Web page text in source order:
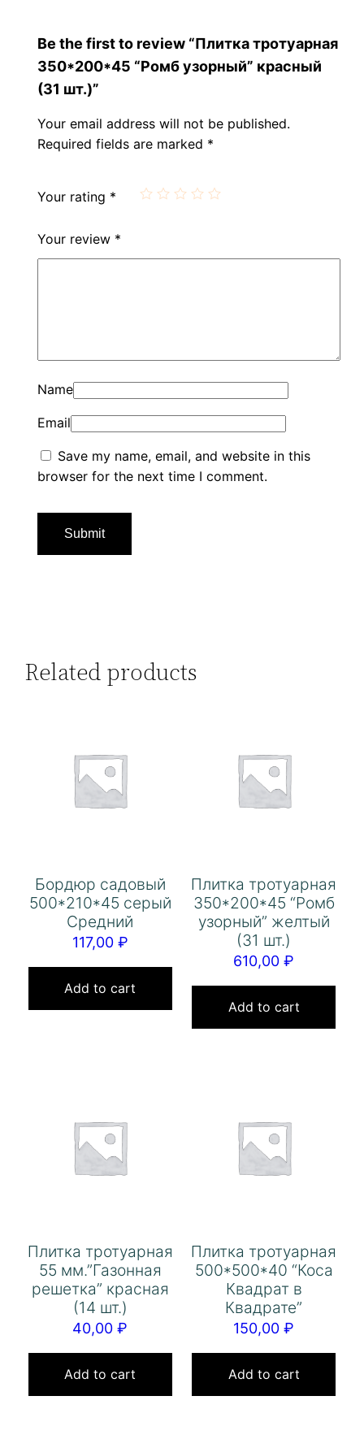
Be the first to review “Плитка тротуарная
350*200*45 “Ромб узорный” красный
(31 шт.)”
Your email address will not be published.
Required fields are marked *
Your rating *
Your review *
Name
Email
Save my name, email, and website in this
browser for the next time I comment.
Related products
Бордюр садовый
500*210*45 серый
Средний
117,00 ₽
Add to cart
Плитка тротуарная
350*200*45 “Ромб
узорный” желтый
(31 шт.)
610,00₽
Add to cart
Плитка тротуарная
55 мм.”Газонная
решетка” красная
(14 шт.)
40,00₽
Add to cart
Плитка тротуарная
500*500*40 “Коса
Квадрат в
Квадрате”
150,00₽
Add to cart